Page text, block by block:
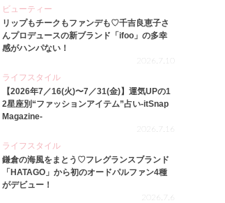
ビューティー
リップもチークもファンデも♡千吉良恵子さ
んプロデュースの新ブランド「ifoo」の多幸
感がハンパない！
2026.7.10
ライフスタイル
【2026年7／16(火)〜7／31(金)】運気UPの1
2星座別“ファッションアイテム”占い-itSnap
Magazine-
2026.7.16
ライフスタイル
鎌倉の海風をまとう♡フレグランスブランド
「HATAGO」から初のオードパルファン4種
がデビュー！
2026.7.6